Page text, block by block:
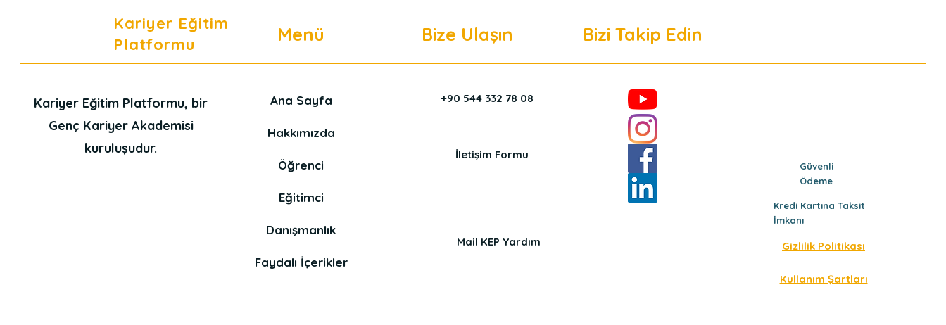
Kariyer Eğitim
Platformu
Menü Bize Ulaşın Bizi Takip Edin
Kariyer Eğitim Platformu, bir
Genç Kariyer Akademisi
kuruluşudur.
Ana Sayfa
Hakkımızda
Öğrenci
Eğitimci
Danışmanlık
Faydalı İçerikler
+90 544 332 78 08
İletişim Formu
Mail KEP Yardım
Güvenli
Ödeme
Kredi Kartına Taksit
İmkanı
Gizlilik Politikası
Kullanım Şartları